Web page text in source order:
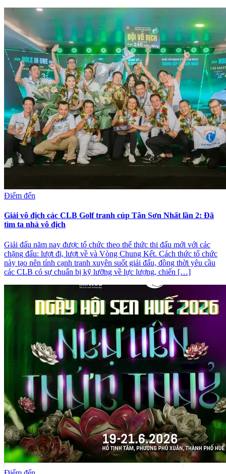
Điểm đến
Giải vô địch các CLB Golf tranh cúp Tân Sơn Nhất lần 2: Đã
tìm ta nhà vô địch
Giải đấu năm nay được tổ chức theo thể thức thi đấu mới với các
chặng đấu: lượt đi, lượt về và Vòng Chung Kết. Cách thức tổ chức
này tạo nên tính cạnh tranh xuyên suốt giải đấu, đồng thời yêu cầu
các CLB có sự chuẩn bị kỹ lưỡng về lực lượng, chiến […]